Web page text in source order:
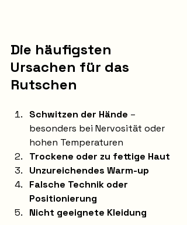
Die häufigsten
Ursachen für das
Rutschen
Schwitzen der Hände –
besonders bei Nervosität oder
hohen Temperaturen
Trockene oder zu fettige Haut
Unzureichendes Warm-up
Falsche Technik oder
Positionierung
Nicht geeignete Kleidung